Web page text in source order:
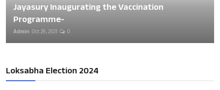
Jayasury Inaugurating the Vaccination
Programme-
Admin Oct 29, 2021 0
Loksabha Election 2024